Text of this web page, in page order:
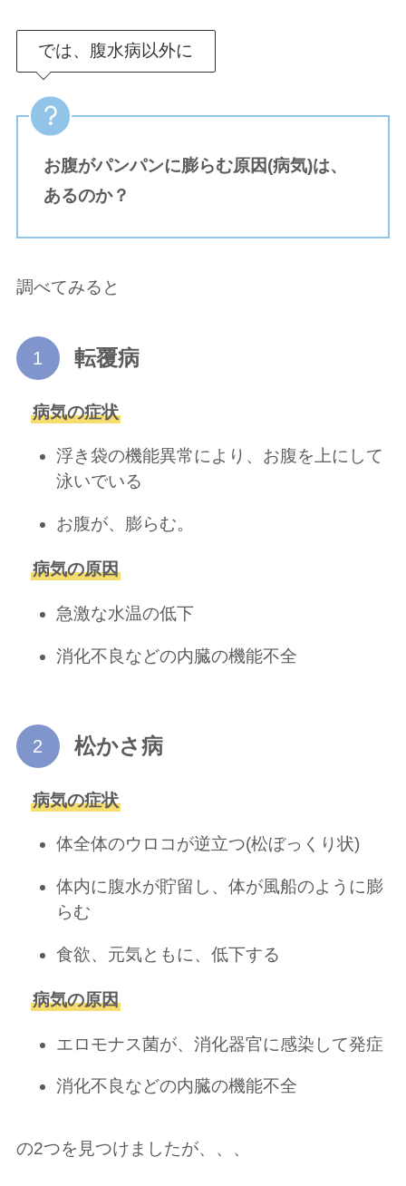
では、腹水病以外に
お腹がパンパンに膨らむ原因(病気)は、
あるのか？
調べてみると
転覆病
病気の症状
浮き袋の機能異常により、お腹を上にして
泳いでいる
お腹が、膨らむ。
病気の原因
急激な水温の低下
消化不良などの内臓の機能不全
松かさ病
病気の症状
体全体のウロコが逆立つ(松ぼっくり状)
体内に腹水が貯留し、体が風船のように膨
らむ
食欲、元気ともに、低下する
病気の原因
エロモナス菌が、消化器官に感染して発症
消化不良などの内臓の機能不全
の2つを見つけましたが、、、